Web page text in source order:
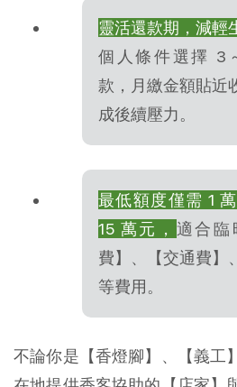
靈活還款期，減輕
個人條件選擇 3
款，月繳金額貼近
成後續壓力。
最低額度僅需 1
15 萬元， 適合臨
費】、【交通費】
等費用。
不論你是【香燈腳】、【義工